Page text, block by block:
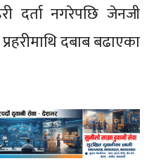
दर्ता नगरेपछि जेनजी
दबाब बढाएका